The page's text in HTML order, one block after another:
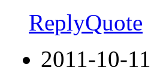
ReplyQuote
2011-10-